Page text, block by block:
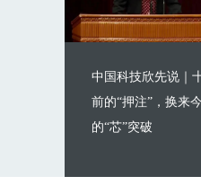
中国科技欣先说｜
前的“押注”，换来
的“芯”突破